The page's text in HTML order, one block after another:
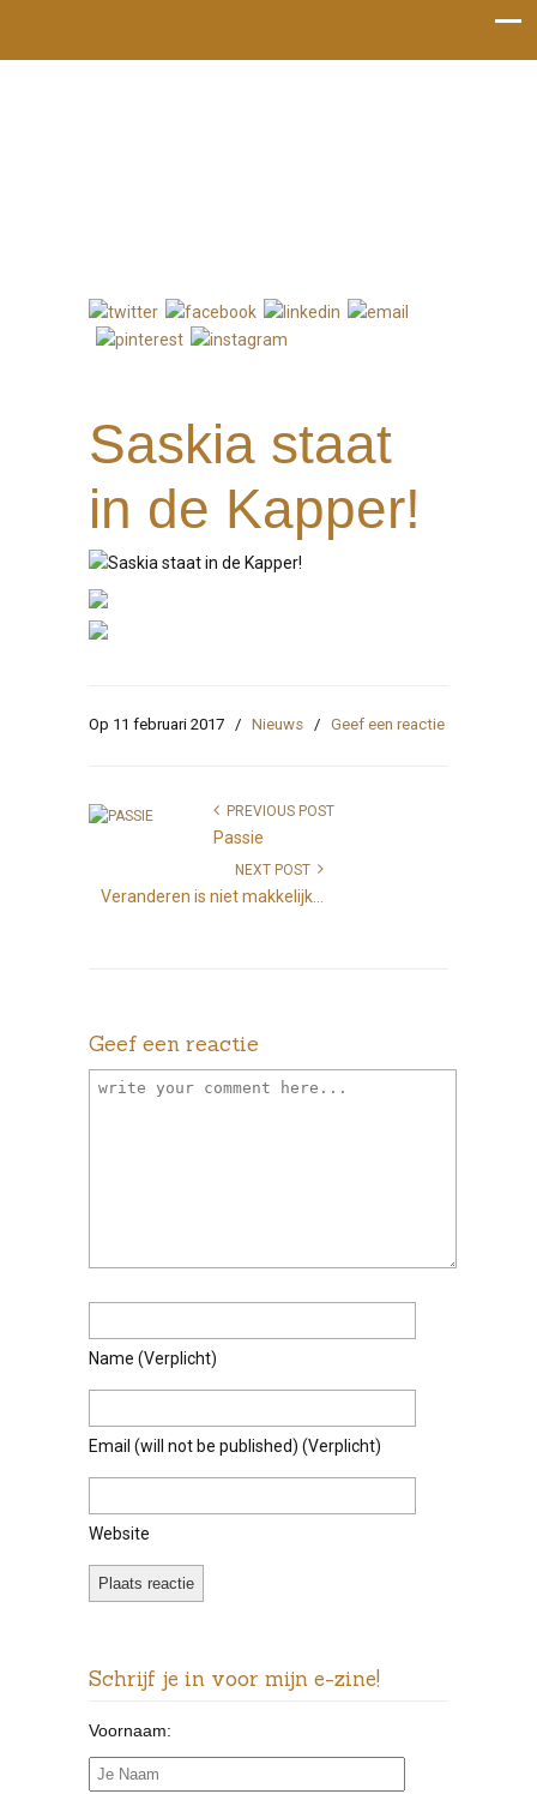
Saskia staat
in de Kapper!
Op 11 februari 2017 / Nieuws / Geef een reactie
PREVIOUS POST
Passie
NEXT POST
Veranderen is niet makkelijk...
Geef een reactie
Name (verplicht)
Email (will not be published) (verplicht)
Website
Schrijf je in voor mijn e-zine!
Voornaam: